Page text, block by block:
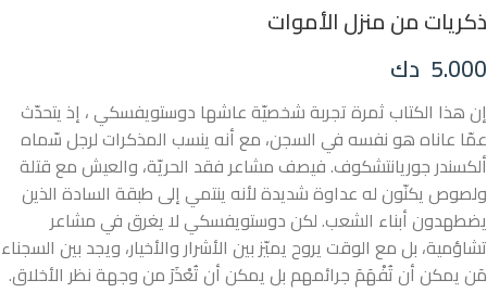
ذكريات من منزل الأموات
5.000 دك
إن هذا الكتاب ثمرة تجربة شخصيّة عاشها دوستويفسكي ، إذ يتحدّث
عمّا عاناه هو نفسه في السجن، مع أنه ينسب المذكرات لرجل سّماه
ألكسندر جوريانتشكوف. فيصف مشاعر فقد الحريّة، والعيش مع قتلة
ولصوص يكنّون له عداوة شديدة لأنه ينتمي إلى طبقة السادة الذين
يضطهدون أبناء الشعب. لكن دوستويفسكي لا يغرق في مشاعر
تشاؤمية، بل مع الوقت يروح يميّز بين الأشرار والأخيار، ويجد بين السجناء
مَن يمكن أن تُفْهَمَ جرائمهم بل يمكن أن تُعْذَرَ من وجهة نظر الأخلاق.